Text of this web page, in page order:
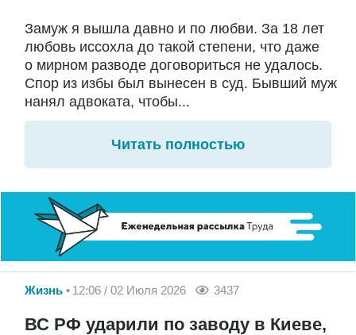
Замуж я вышла давно и по любви. За 18 лет
любовь иссохла до такой степени, что даже
о мирном разводе договориться не удалось.
Спор из избы был вынесен в суд. Бывший муж
нанял адвоката, чтобы...
Читать полностью
Жизнь 12:06 / 02 Июля 2026 3437
ВС РФ ударили по заводу в Киеве,